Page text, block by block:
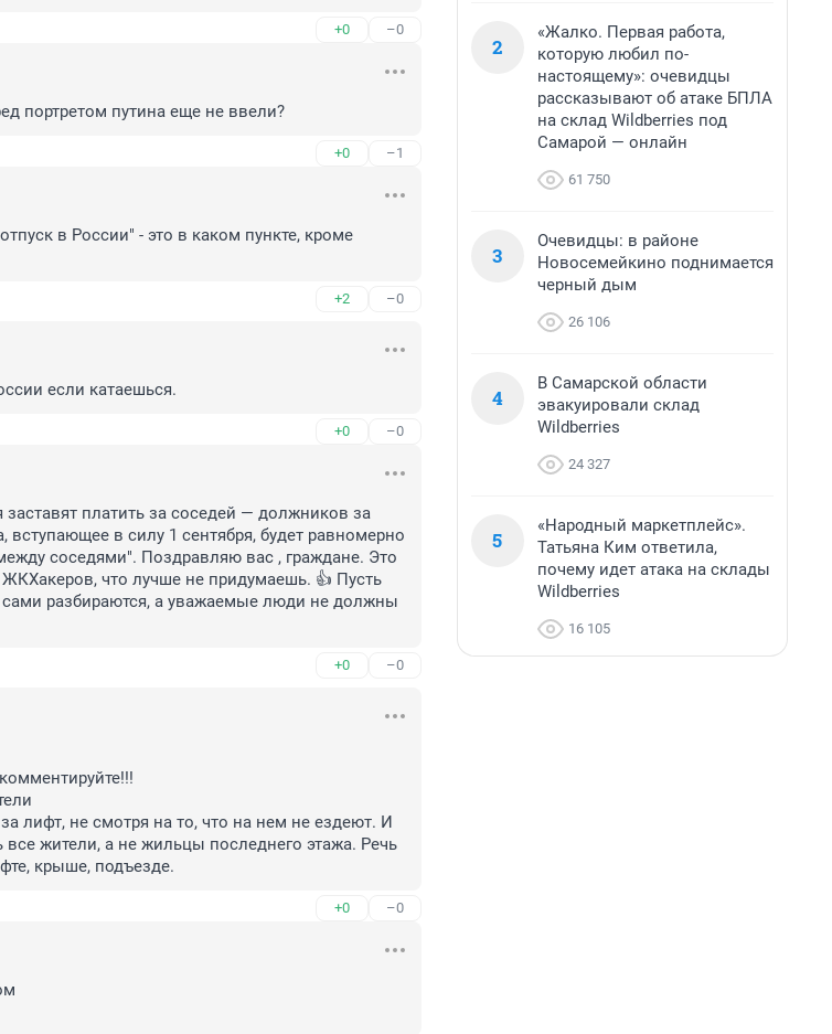
+0 –0
портретом путина еще не ввели?
+0 –1
в России" - это в каком пункте, кроме
+2 –0
если катаешься.
+0 –0
заставят платить за соседей — должников за
в силу 1 сентября, будет равномерно
соседями". Поздравляю вас , граждане. Это
что лучше не придумаешь. 👍 Пусть
разбираются, а уважаемые люди не должны
+0 –0
жители, а не жильцы последнего этажа. Речь
крыше, подъезде.
+0 –0
2
«Жалко. Первая работа,
которую любил по-
настоящему»: очевидцы
рассказывают об атаке БПЛА
на склад Wildberries под
Самарой — онлайн
61 750
3
Очевидцы: в районе
Новосемейкино поднимается
черный дым
26 106
4
В Самарской области
эвакуировали склад
Wildberries
24 327
5
«Народный маркетплейс».
Татьяна Ким ответила,
почему идет атака на склады
Wildberries
16 105